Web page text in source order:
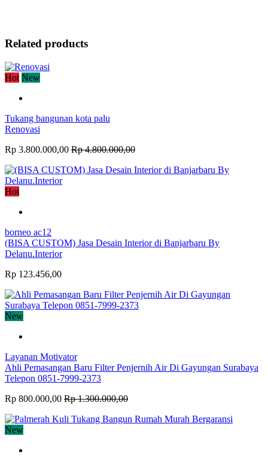
Related products
Hot New
Tukang bangunan kota palu
Renovasi
Rp 3.800.000,00 Rp 4.800.000,00
Hot
borneo ac12
(BISA CUSTOM) Jasa Desain Interior di Banjarbaru By
Delanu.Interior
Rp 123.456,00
New
Layanan Motivator
Ahli Pemasangan Baru Filter Penjernih Air Di Gayungan Surabaya
Telepon 0851-7999-2373
Rp 800.000,00 Rp 1.300.000,00
New